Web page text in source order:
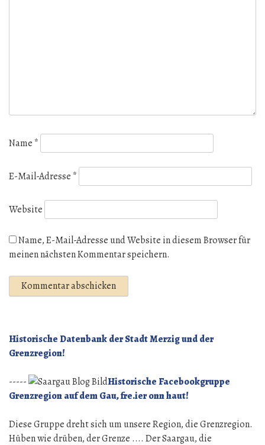
Name *
E-Mail-Adresse *
Website
Name, E-Mail-Adresse und Website in diesem Browser für
meinen nächsten Kommentar speichern.
Historische Datenbank der Stadt Merzig und der
Grenzregion!
-----
Historische Facebookgruppe
Grenzregion auf dem Gau, fre.ier onn haut!
Diese Gruppe dreht sich um unsere Region, die Grenzregion.
Hüben wie drüben, der Grenze .... Der Saargau, die